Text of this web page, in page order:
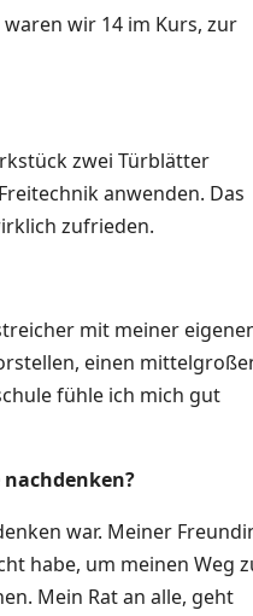
wir 14 im Kurs, zur
zwei Türblätter
anwenden. Das
zufrieden.
mit meiner
einen
fühle ich mich gut
war. Meiner
habe, um meinen Weg
Mein Rat an alle, geht